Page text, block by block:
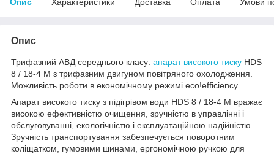
Опис
Трифазний АВД середнього класу: апарат високого тиску HDS
8 / 18-4 M з трифазним двигуном повітряного охолодження.
Можливість роботи в економічному режимі eco!efficiency.
Апарат високого тиску з підігрівом води HDS 8 / 18-4 M вражає
високою ефективністю очищення, зручністю в управлінні і
обслуговуванні, екологічністю і експлуатаційною надійністю.
Зручність транспортування забезпечується поворотним
коліщатком, гумовими шинами, ергономічною ручкою для